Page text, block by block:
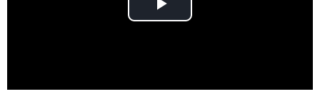
Play